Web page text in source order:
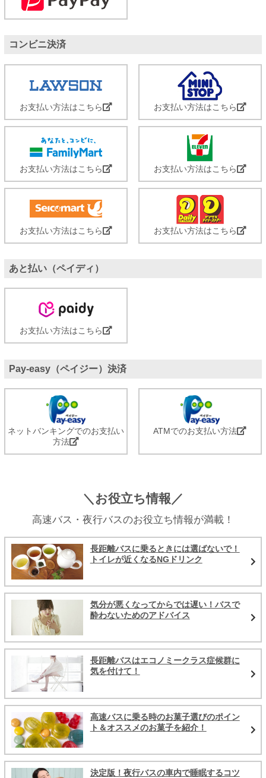
コンビニ決済
お支払い方法はこちら お支払い方法はこちら
お支払い方法はこちら お支払い方法はこちら
お支払い方法はこちら お支払い方法はこちら
あと払い（ペイディ）
お支払い方法はこちら
Pay-easy（ペイジー）決済
ネットバンキングでのお支払い
方法
ATMでのお支払い方法
＼お役立ち情報／
高速バス・夜行バスのお役立ち情報が満載！
長距離バスに乗るときには選ばないで！
トイレが近くなるNGドリンク
気分が悪くなってからでは遅い！バスで
酔わないためのアドバイス
長距離バスはエコノミークラス症候群に
気を付けて！
高速バスに乗る時のお菓子選びのポイン
ト＆オススメのお菓子を紹介！
決定版！夜行バスの車内で睡眠するコツ